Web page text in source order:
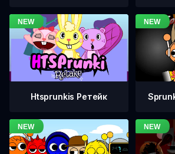
Htsprunkis Ретейк